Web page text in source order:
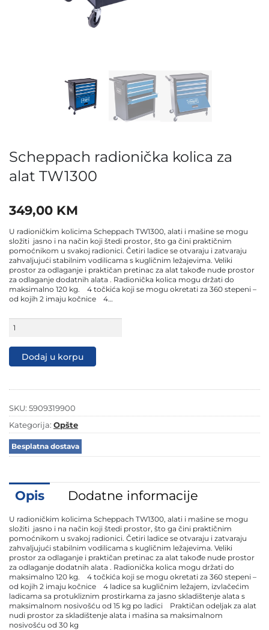
Scheppach radionička kolica za
alat TW1300
349,00 KM
U radioničkim kolicima Scheppach TW1300, alati i mašine se mogu
složiti jasno i na način koji štedi prostor, što ga čini praktičnim
pomoćnikom u svakoj radionici. Četiri ladice se otvaraju i zatvaraju
zahvaljujući stabilnim vodilicama s kugličnim ležajevima. Veliki
prostor za odlaganje i praktičan pretinac za alat takođe nude prostor
za odlaganje dodatnih alata . Radionička kolica mogu držati do
maksimalno 120 kg. 4 točkića koji se mogu okretati za 360 stepeni –
od kojih 2 imaju kočnice 4…
radionička
za
Dodaj u korpu
SKU: 5909319900
Kategorija: Opšte
Besplatna dostava
Opis Dodatne informacije
U radioničkim kolicima Scheppach TW1300, alati i mašine se mogu
složiti jasno i na način koji štedi prostor, što ga čini praktičnim
pomoćnikom u svakoj radionici. Četiri ladice se otvaraju i zatvaraju
zahvaljujući stabilnim vodilicama s kugličnim ležajevima. Veliki
prostor za odlaganje i praktičan pretinac za alat takođe nude prostor
za odlaganje dodatnih alata . Radionička kolica mogu držati do
maksimalno 120 kg. 4 točkića koji se mogu okretati za 360 stepeni –
od kojih 2 imaju kočnice 4 ladice sa kugličnim ležajem, izvlačećim
ladicama sa protukliznim prostirkama za jasno skladištenje alata s
maksimalnom nosivošću od 15 kg po ladici Praktičan odeljak za alat
nudi prostor za skladištenje alata i mašina sa maksimalnom
nosivošću od 30 kg